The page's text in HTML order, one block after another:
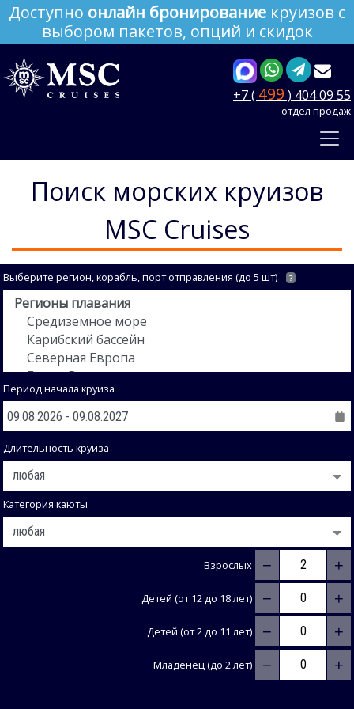
Доступно онлайн бронирование круизов с
выбором пакетов, опций и скидок
+7 ( 499 ) 404 09 55
отдел продаж
Поиск морских круизов
MSC Cruises
Выберите регион, корабль, порт отправления (до 5 шт) ?
Период начала круиза
Длительность круиза
Категория каюты
Взрослых − +
Детей (от 12 до 18 лет) − +
Детей (от 2 до 11 лет) − +
Младенец (до 2 лет) − +